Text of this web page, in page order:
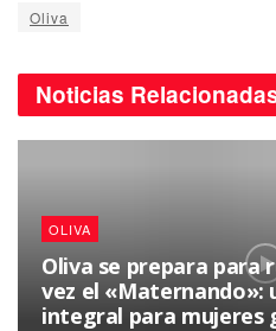
Oliva
Noticias
OLIVA
Oliva se prepara para
vez el «Maternando»:
integral para mujeres